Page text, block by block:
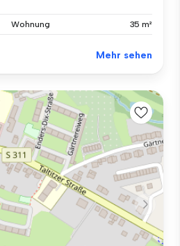
Wohnung 35 m²
Mehr sehen